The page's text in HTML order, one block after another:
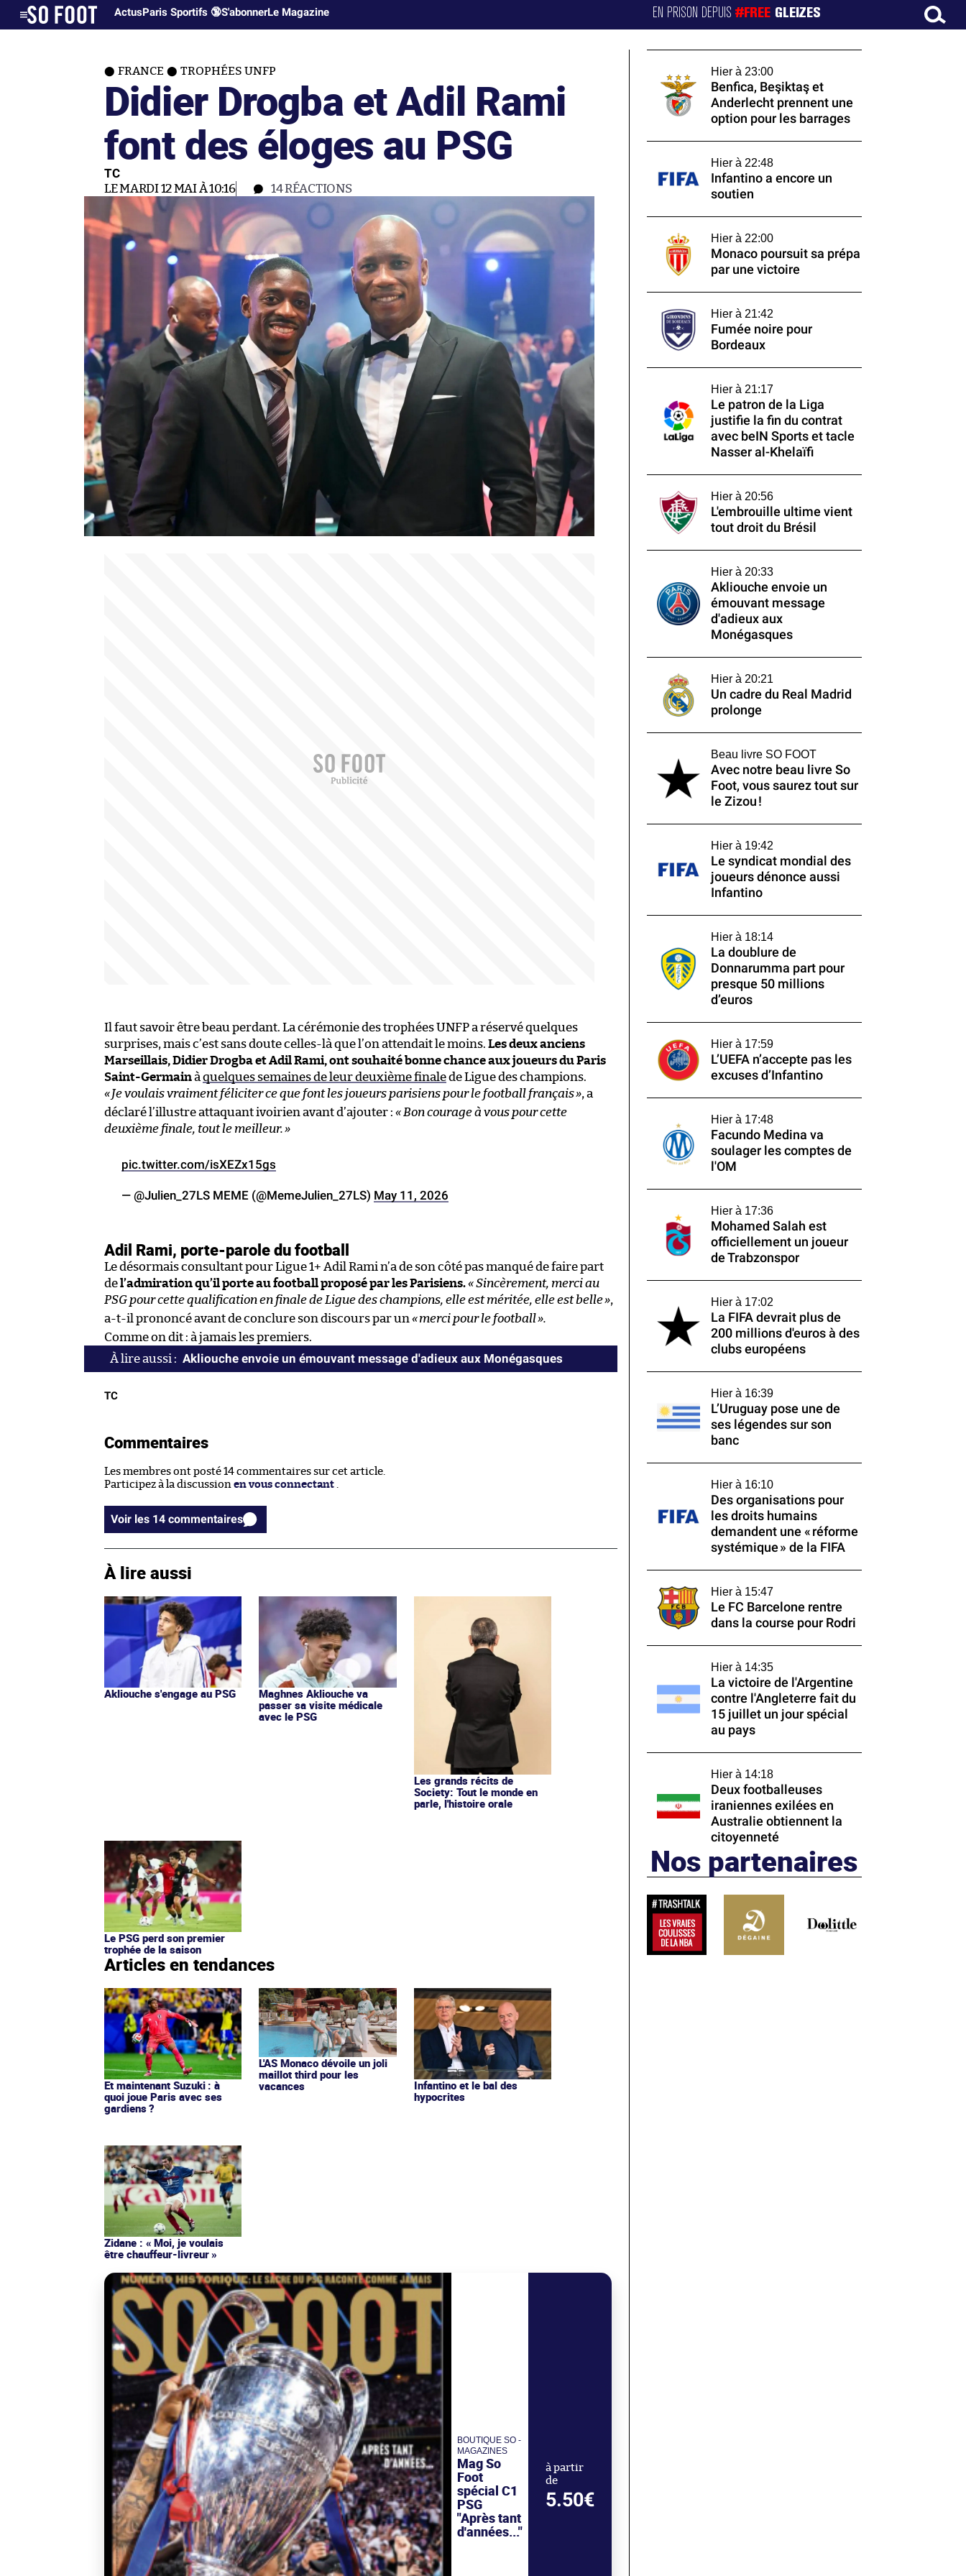
ActusParis Sportifs 🔞S'abonnerLe Magazine EN PRISON DEPUIS#FREE GLEIZES
FRANCE TROPHÉES UNFP
Didier Drogba et Adil Rami
font des éloges au PSG
TC
LE MARDI 12 MAI À 10:16 14RÉACTIONS
Il faut savoir être beau perdant. La cérémonie des trophées UNFP a réservé quelques
surprises, mais c’est sans doute celles-là que l’on attendait le moins. Les deux anciens
Marseillais, Didier Drogba et Adil Rami, ont souhaité bonne chance aux joueurs du Paris
Saint-Germainà quelques semaines de leur deuxième finalede Ligue des champions.
«Je voulais vraiment féliciter ce que font les joueurs parisiens pour le football français», a
déclaré l’illustre attaquant ivoirien avant d’ajouter : « Bon courage à vous pour cette
deuxième finale, tout le meilleur.»
pic.twitter.com/isXEZx15gs
— @Julien_27LS MEME (@MemeJulien_27LS) May 11, 2026
Adil Rami, porte-parole du football
Le désormais consultant pour Ligue 1+ Adil Rami n’a de son côté pas manqué de faire part
del’admiration qu’il porte au football proposé par les Parisiens.« Sincèrement, merci au
PSG pour cette qualification en finale de Ligue des champions, elle est méritée, elle est belle»,
a-t-il prononcé avant de conclure son discours par un «merci pour le football».
Comme on dit : à jamais les premiers.
Akliouche envoie un émouvant message d'adieux aux Monégasques
TC
Commentaires
Les membres ont posté 14 commentaires sur cet article.
Participez à la discussion en vous connectant
Voir les 14 commentaires
À lire aussi
Akliouche s'engage au PSG
Maghnes Akliouche va
passer sa visite médicale
avec le PSG
Les grands récits de
Society: Tout le monde en
parle, l'histoire orale
Le PSG perd son premier
trophée de la saison
Articles en tendances
Et maintenant Suzuki : à
quoi joue Paris avec ses
gardiens ?
L'AS Monaco dévoile un joli
maillot third pour les
vacances
Infantino et le bal des
hypocrites
Zidane : « Moi, je voulais
être chauffeur-livreur »
BOUTIQUE SO -
MAGAZINES
Mag So
Foot
spécial C1
PSG
"Après tant
d'années..."
à partir
de
5.50€
Hier à 23:00
Benfica, Beşiktaş et
Anderlecht prennent une
option pour les barrages
Hier à 22:48
Infantino a encore un
soutien
Hier à 22:00
Monaco poursuit sa prépa
par une victoire
Hier à 21:42
Fumée noire pour
Bordeaux
Hier à 21:17
Le patron de la Liga
justifie la fin du contrat
avec beIN Sports et tacle
Nasser al-Khelaïfi
Hier à 20:56
L'embrouille ultime vient
tout droit du Brésil
Hier à 20:33
Akliouche envoie un
émouvant message
d'adieux aux
Monégasques
Hier à 20:21
Un cadre du Real Madrid
prolonge
Beau livre SO FOOT
Avec notre beau livre So
Foot, vous saurez tout sur
le Zizou !
Hier à 19:42
Le syndicat mondial des
joueurs dénonce aussi
Infantino
Hier à 18:14
La doublure de
Donnarumma part pour
presque 50 millions
d’euros
Hier à 17:59
L’UEFA n’accepte pas les
excuses d’Infantino
Hier à 17:48
Facundo Medina va
soulager les comptes de
l'OM
Hier à 17:36
Mohamed Salah est
officiellement un joueur
de Trabzonspor
Hier à 17:02
La FIFA devrait plus de
200 millions d'euros à des
clubs européens
Hier à 16:39
L’Uruguay pose une de
ses légendes sur son
banc
Hier à 16:10
Des organisations pour
les droits humains
demandent une « réforme
systémique » de la FIFA
Hier à 15:47
Le FC Barcelone rentre
dans la course pour Rodri
Hier à 14:35
La victoire de l'Argentine
contre l'Angleterre fait du
15 juillet un jour spécial
au pays
Hier à 14:18
Deux footballeuses
iraniennes exilées en
Australie obtiennent la
citoyenneté
Nos partenaires